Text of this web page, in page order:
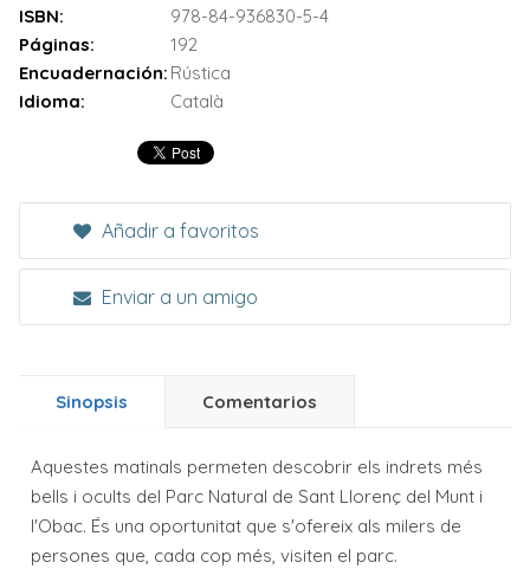
ISBN:
978-84-936830-5-4
Páginas:
192
Encuadernación: Rústica
Idioma:
Català
Añadir a favoritos
Enviar a un amigo
Sinopsis Comentarios
Aquestes matinals permeten descobrir els indrets més
bells i ocults del Parc Natural de Sant Llorenç del Munt i
l'Obac. És una oportunitat que s'ofereix als milers de
persones que, cada cop més, visiten el parc.